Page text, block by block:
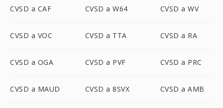
CVSD a CAF CVSD a W64 CVSD a WV
CVSD a VOC CVSD a TTA CVSD a RA
CVSD a OGA CVSD a PVF CVSD a PRC
CVSD a MAUD CVSD a 8SVX CVSD a AMB